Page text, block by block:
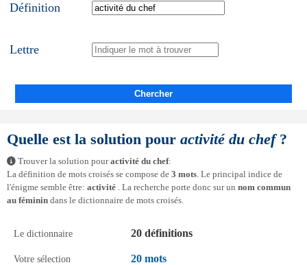
Définition
Lettre
Chercher
Quelle est la solution pour activité du chef?
Trouver la solution pouractivité du chef:
La définition de mots croisés se compose de 3 mots. Le principal indice de
l'énigme semble être: activité . La recherche porte donc sur un nom commun
au féminin dans le dictionnaire de mots croisés.
Le dictionnaire 20 définitions
Votre sélection 20 mots